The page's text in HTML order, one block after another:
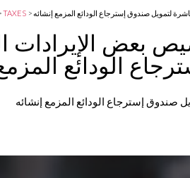
TAXES >لتمويل صندوق إسترجاع الودائع المزمع إنشائه
بعض الإيرادات
الودائع
إسترجاع الودائع المزمع إنشائه